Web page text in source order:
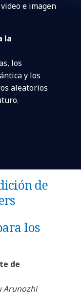
e imagen
la
los
y los
aleatorios
de
los
de
Arunozhi